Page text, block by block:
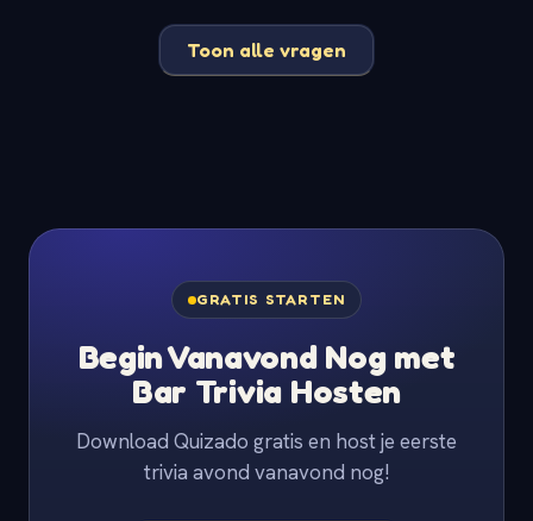
Toon alle vragen
GRATIS STARTEN
Begin Vanavond Nog met
Bar Trivia Hosten
Download Quizado gratis en host je eerste
trivia avond vanavond nog!